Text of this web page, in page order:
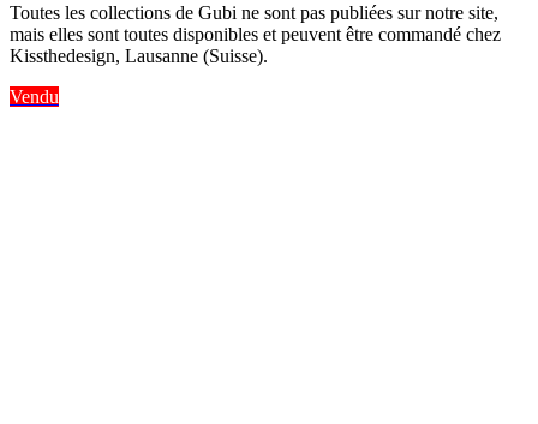
Toutes les collections de Gubi ne sont pas publiées sur notre site,
mais elles sont toutes disponibles et peuvent être commandé chez
Kissthedesign, Lausanne (Suisse).
Vendu